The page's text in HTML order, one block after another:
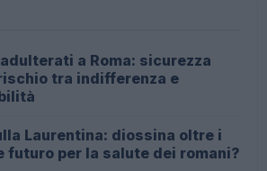
a Roma: sicurezza
tra indifferenza e
Laurentina: diossina oltre i
futuro per la salute dei romani?